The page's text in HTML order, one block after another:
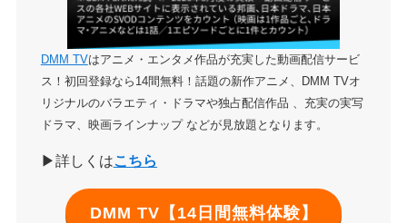
DMM TVはアニメ・エンタメ作品が充実した動画配信サービ
ス！初回登録なら14間無料！話題の新作アニメ、DMM TVオ
リジナルのバラエティ・ドラマや独占配信作品 、充実の実写
ドラマ、映画ラインナップ などが見放題となります。
▶詳しくはこちら
DMM TV【14日間無料体験】